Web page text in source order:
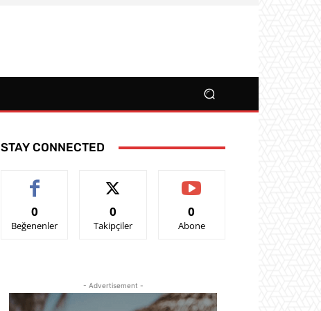
STAY CONNECTED
0
Beğenenler
0
Takipçiler
0
Abone
- Advertisement -